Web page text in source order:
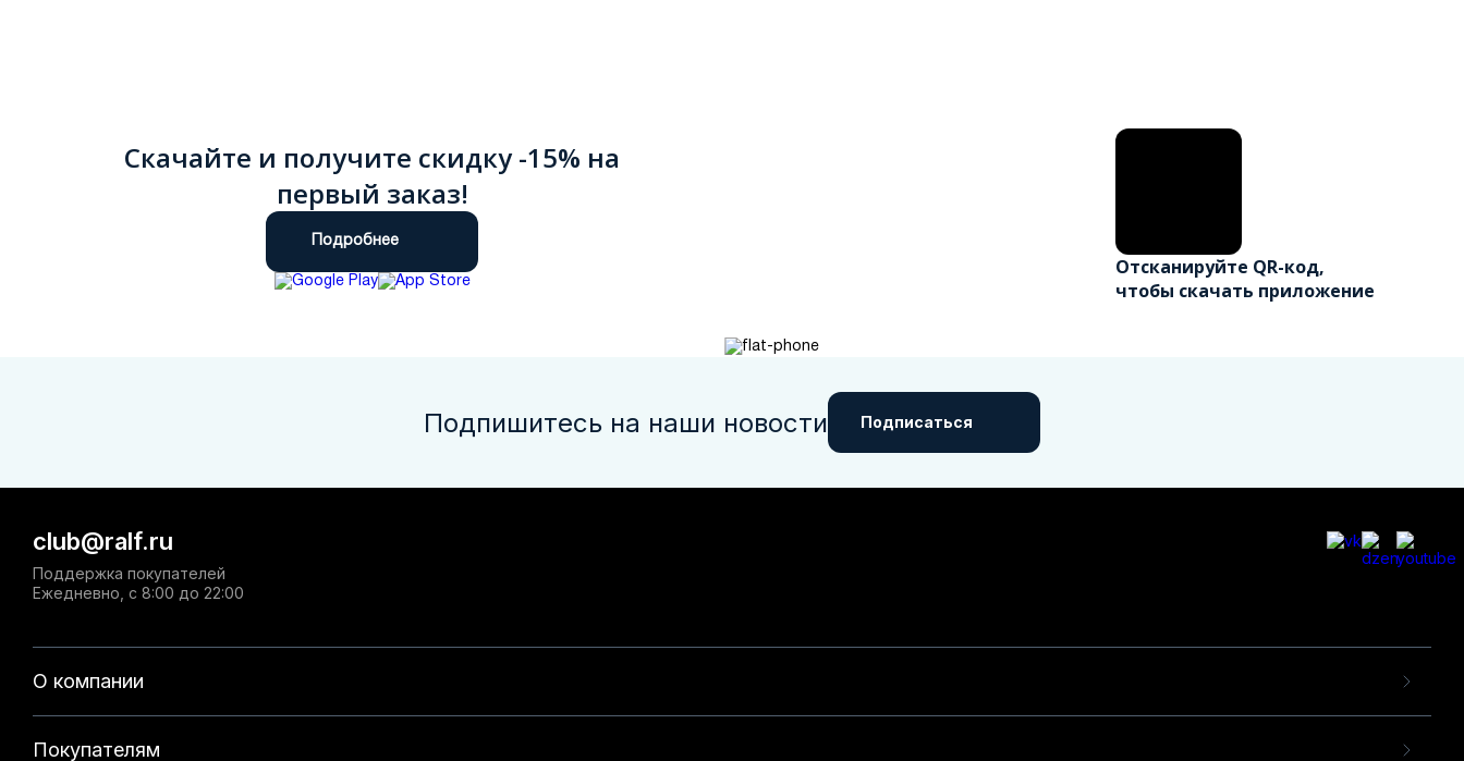
Скачайте и получите скидку -15% на
первый заказ!
Подробнее
Отсканируйте QR-код,
чтобы скачать приложение
Подпишитесь на наши новости Подписаться
О компании
Покупателям
club@ralf.ru
Поддержка покупателей
Ежедневно, с 8:00 до 22:00